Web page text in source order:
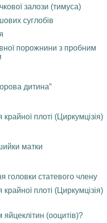
залози (тимуса)
суглобів
порожнини з пробним
дитина”
крайної плоті (Циркумцізія)
матки
головки статевого члену
крайної плоті (Циркумцізія)
(ооцитів)?